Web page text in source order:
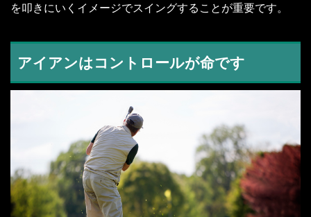
を叩きにいくイメージでスイングすることが重要です。
アイアンはコントロールが命です